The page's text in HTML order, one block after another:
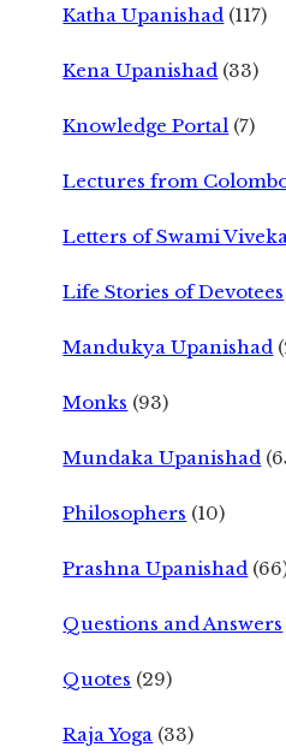
Katha Upanishad (117)
Kena Upanishad (33)
Knowledge Portal (7)
Lectures from
Letters of Swami
Life Stories of Devotees
Mandukya Upanishad
Monks (93)
Mundaka Upanishad
Philosophers (10)
Prashna Upanishad
Questions and Answers
Quotes (29)
Raja Yoga (33)